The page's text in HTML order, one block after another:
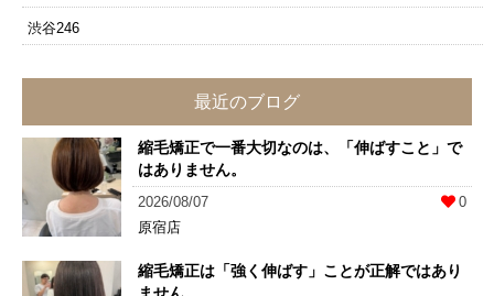
渋谷246
最近のブログ
縮毛矯正で一番大切なのは、「伸ばすこと」で
はありません。
2026/08/07
0
原宿店
縮毛矯正は「強く伸ばす」ことが正解ではあり
ません。